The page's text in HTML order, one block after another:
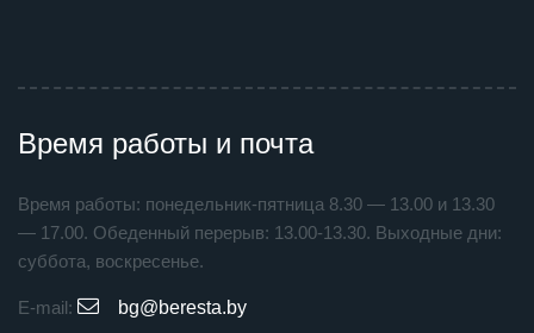
Время работы и почта
Время работы: понедельник-пятница 8.30 — 13.00 и 13.30
— 17.00. Обеденный перерыв: 13.00-13.30. Выходные дни:
суббота, воскресенье.
E-mail: bg@beresta.by